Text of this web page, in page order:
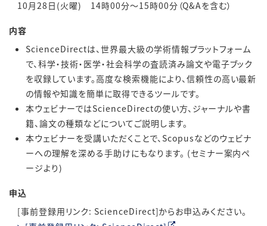
10月28日(火曜) 14時00分～15時00分（Q&Aを含む）
内容
ScienceDirectは、世界最大級の学術情報プラットフォーム
で、科学・技術・医学・社会科学の査読済み論文や電子ブック
を収録しています。高度な検索機能により、信頼性の高い最新
の情報や知識を簡単に取得できるツールです。
本ウェビナーではScienceDirectの使い方、ジャーナルや書
籍、論文の種類などについてご説明します。
本ウェビナーを受講いただくことで、Scopusなどのウェビナ
ーへの理解を深める手助けにもなります。 (セミナー案内ペ
ージより)
申込
[事前登録用リンク: ScienceDirect]からお申込みください。